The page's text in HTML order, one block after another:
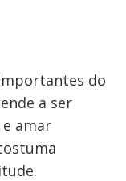
do
a ser
amar